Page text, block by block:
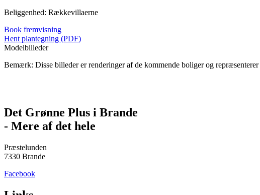
Beliggenhed: Rækkevillaerne
Book fremvisning
Hent plantegning (PDF)
Modelbilleder
Bemærk: Disse billeder er renderinger af de kommende boliger og
Det Grønne Plus i Brande
- Mere af det hele
Præstelunden
7330 Brande
Facebook